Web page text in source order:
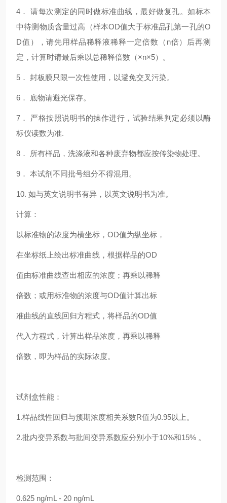
4． 请每次测定的同时做标准曲线，最好做复孔。如标本
中待测物质含量过高（样本OD值大于标准品孔第一孔的O
D值），请先用样品稀释液稀释一定倍数（n倍）后再测
定，计算时请最后乘以总稀释倍数（×n×5）。
5． 封板膜只限一次性使用，以避免交叉污染。
6． 底物请避光保存。
7． 严格按照说明书的操作进行，试验结果判定必须以酶
标仪读数为准.
8． 所有样品，洗涤液和各种废弃物都应按传染物处理。
9． 本试剂不同批号组分不得混用。
10. 如与英文说明书有异，以英文说明书为准。
计算：
以标准物的浓度为横坐标，OD值为纵坐标，
在坐标纸上绘出标准曲线，根据样品的OD
值由标准曲线查出相应的浓度；再乘以稀释
倍数；或用标准物的浓度与OD值计算出标
准曲线的直线回归方程式，将样品的OD值
代入方程式，计算出样品浓度，再乘以稀释
倍数，即为样品的实际浓度。
试剂盒性能：
1.样品线性回归与预期浓度相关系数R值为0.95以上。
2.批内变异系数与批间变异系数应分别小于10%和15% 。
检测范围：
0.625 ng/mL - 20 ng/mL